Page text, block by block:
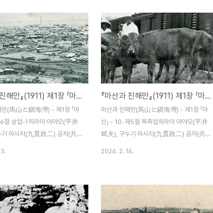
두고 있을 뿐이다. 계약 건수
많지 않으나 당 지의 발전에 따
을 것이란 전망이다. 아래 표에
살펴주기를 바란다.회사명설립
사자본금1910년도 계약건수동
보험(주)1905.10월조선은행
300만엔65236,250엔애국생
월히로시게 세쓰노스케
)3만엔5327,500명치생명보
월..
작년 상황을 뒤돌아보고 난 후에 금년과 최근
것에 언급하겠다. 작년 상반기는 경기가 안
좋다는 여파를 받아 완만한 상태였다가 하반
기에 들어서면서 현동의 군항 설비 관계로 자
금 수요 역시 상응한 번망(繁忙)함을 보였으
며 무역액도 역시 재작년에 비해 약 두 배에
이른 상황이었던 바, 이는 상당한 자금 수요
가 있었음에도 아직 대자금(大資金)을 운영
할 만한 사업이 없어서 금융계는 대개 완만한
양상..
『마산과 진해만』(1911) 제1장 「마산」 - 11. 제6절 상업-1
만(馬山と鎭海灣) - 제1장 「마
6절 상업-1히라이 아야오(平井
마사지(九貫政二) 공저(共
모르는 항만을 가진 마산이 상업
(好適)함은 말할 나위도 없으리
『마산과 진해만』(1911) 제1장 「마산」 - 10. 제5절 목축업
마산과 진해만(馬山と鎭海灣) - 제1장 「마
산」 - 10. 제5절 목축업히라이 아야오(平井
斌夫), 구누기 마사지(九貫政二) 공저(共
또한 저렴한 사료를 공급받을 수가 있어서 목
축업의 경영도 비교적 쉽게 할 수가 있으니
2026. 2. 16.